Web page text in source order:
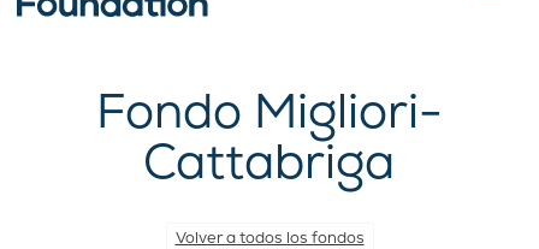
Fondo Migliori-
Cattabriga
Volver a todos los fondos